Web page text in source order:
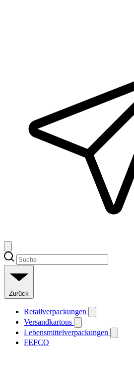
Zurück
Retailverpackungen
Versandkartons
Lebensmittelverpackungen
FEFCO